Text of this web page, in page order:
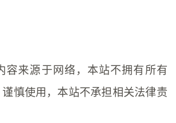
容来源于网络，本站不拥有所有
慎使用，本站不承担相关法律责